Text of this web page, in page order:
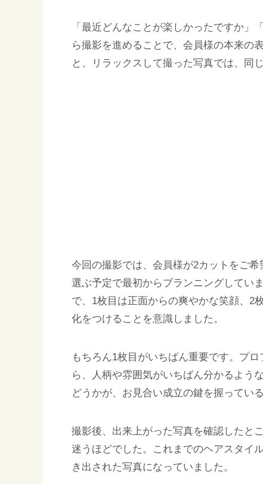
「最近どんなことが楽しかったですか
ら撮影を進めることで、会員様の本来の
と、リラックスして撮った写真では、同
今回の撮影では、会員様が2カットをご
選ぶ予定で最初からプランニングしてい
で、1枚目は正面からの爽やかな笑顔、2
化をつけることを意識しました。
もちろん1枚目がいちばん重要です。プ
ら、人柄や雰囲気がいちばん分かるよう
どうかが、お見合い成立の鍵を握っている
撮影後、出来上がった写真を確認したと
迷うほどでした。これまでのヘアスタイ
き出された写真になっていました。